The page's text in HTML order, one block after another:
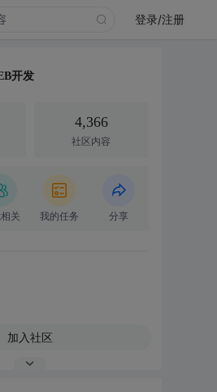
登录/注册
开发
4,366
社区内容
关 我的任务 分享
加入社区